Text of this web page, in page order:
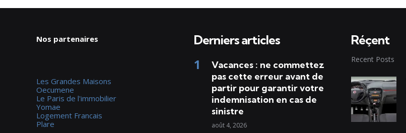
Nos partenaires
Les Grandes Maisons
Oecumene
Le Paris de l'immobilier
Yomae
Logement Francais
Plare
Derniers articles
Vacances : ne commettez
pas cette erreur avant de
partir pour garantir votre
indemnisation en cas de
sinistre
août 4, 2026
Réçent
Recent Posts